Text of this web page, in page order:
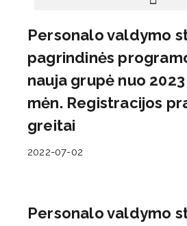
Personalo valdymo
pagrindinės
nauja grupė nuo
mėn. Registracijos
greitai
2022-07-02
Personalo valdymo